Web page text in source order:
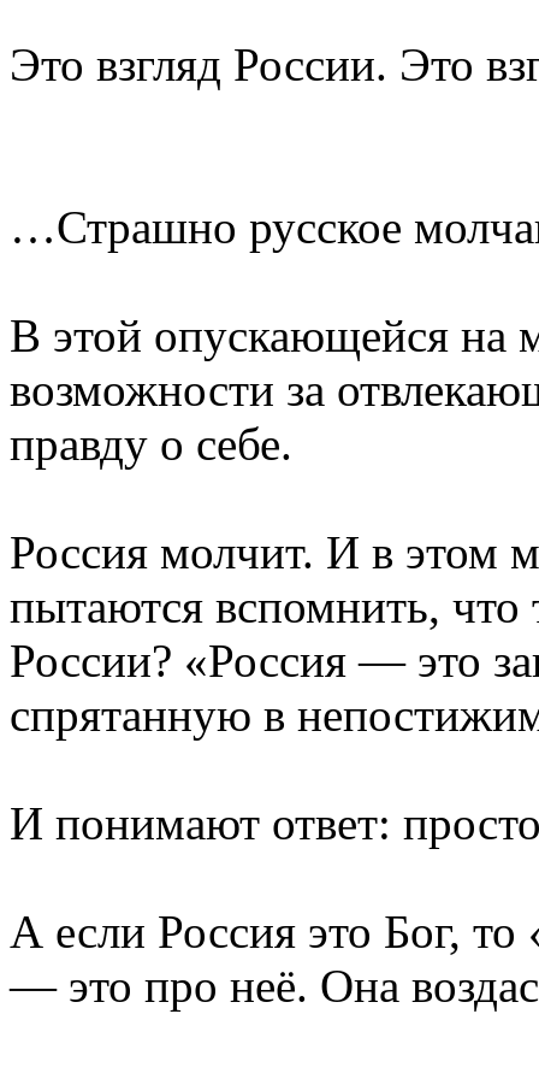
Это взгляд России. Это
…Страшно русское
В этой опускающейся на
возможности за
правду о себе.
Россия молчит. И в этом
пытаются вспомнить, что
России? «Россия — это
спрятанную в
И понимают ответ:
А если Россия это Бог,
— это про неё. Она